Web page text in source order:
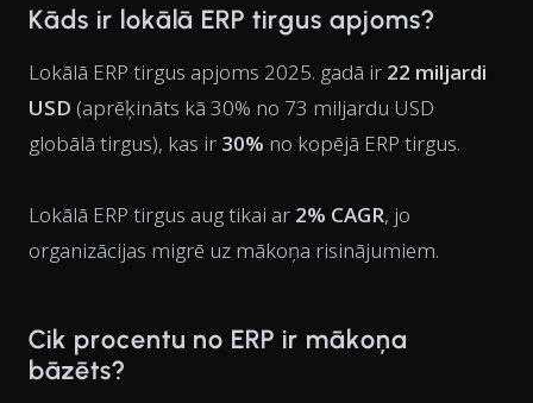
Kāds ir lokālā ERP tirgus apjoms?
Lokālā ERP tirgus apjoms 2025. gadā ir 22 miljardi
USD (aprēķināts kā 30% no 73 miljardu USD
globālā tirgus), kas ir 30% no kopējā ERP tirgus.
Lokālā ERP tirgus aug tikai ar 2% CAGR, jo
organizācijas migrē uz mākoņa risinājumiem.
Cik procentu no ERP ir mākoņa
bāzēts?